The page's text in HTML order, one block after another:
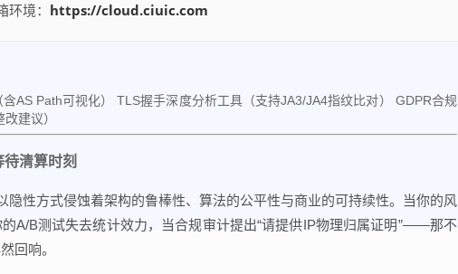
境： https://cloud.ciuic.com
AS Path可视化） TLS握手深度分析工具（支持JA3/JA4指纹比对） GDPR合规
建议）
清算时刻
隐性方式侵蚀着架构的鲁棒性、算法的公平性与商业的可持续性。当你的风
A/B测试失去统计效力，当合规审计提出“请提供IP物理归属证明”——那不
回响。